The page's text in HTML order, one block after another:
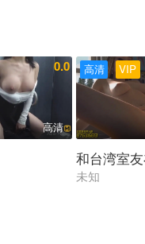
后内射⋯ 连体黑丝
0.0
高清
VIP
高清
和台湾室
未知